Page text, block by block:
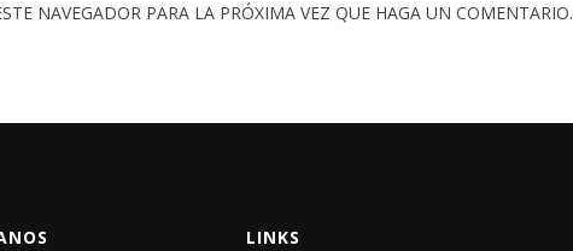
NAVEGADOR PARA LA PRÓXIMA VEZ QUE HAGA UN COMENTARIO.
LINKS